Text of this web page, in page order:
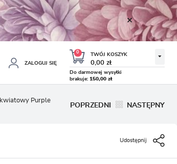
ZALOGUJ SIĘ
0 TWÓJ KOSZYK
0,00 zł
Twój koszyk jest pusty
19.43 zł
KROKUS WIOSENNY MIX 50
19.99 zł 43.32 zł
Do darmowej wysyłki
brakuje: 150,00 zł
Purple
POPRZEDNI NASTĘPNY
Udostępnij